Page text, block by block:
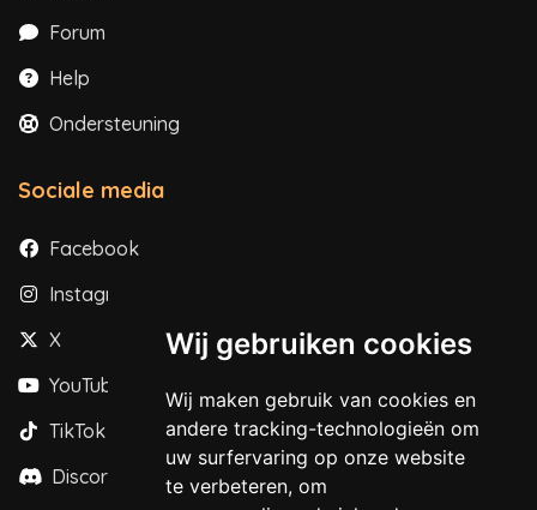
Wij gebruiken cookies
Wij maken gebruik van cookies en
andere tracking-technologieën om
uw surfervaring op onze website
te verbeteren, om
Forum
Help
Ondersteuning
Sociale media
Facebook
Instagram
X
YouTube
TikTok
Discord